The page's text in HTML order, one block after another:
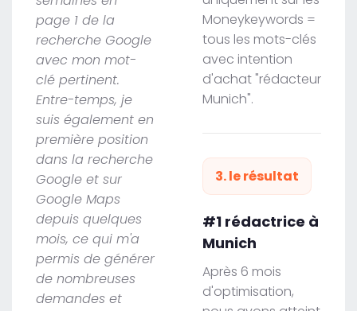
page 1 de la
recherche Google
avec mon mot-
clé pertinent.
Entre-temps, je
suis également en
première position
dans la recherche
Google et sur
Google Maps
depuis quelques
mois, ce qui m'a
permis de générer
de nombreuses
demandes et
Moneykeywords =
tous les mots-clés
avec intention
d'achat "rédacteur
Munich".
3. le résultat
#1 rédactrice à
Munich
Après 6 mois
d'optimisation,